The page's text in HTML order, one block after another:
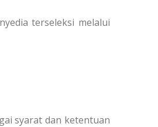
terseleksi melalui
syarat dan ketentuan